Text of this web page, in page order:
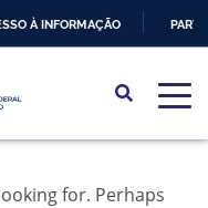
À INFORMAÇÃO
for. Perhaps